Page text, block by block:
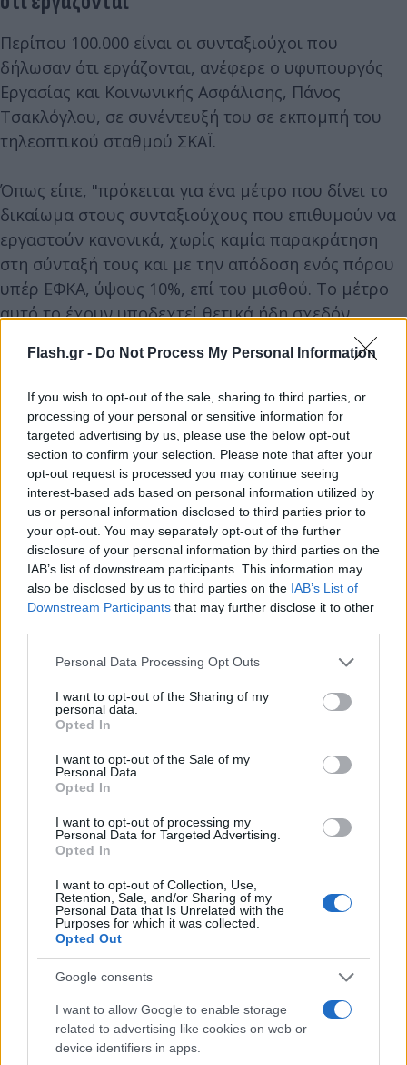
Flash.gr - Do Not Process My Personal Information
If you wish to opt-out of the sale, sharing to third parties, or
processing of your personal or sensitive information for
targeted advertising by us, please use the below opt-out
section to confirm your selection. Please note that after your
opt-out request is processed you may continue seeing
interest-based ads based on personal information utilized by
us or personal information disclosed to third parties prior to
your opt-out. You may separately opt-out of the further
disclosure of your personal information by third parties on the
IAB’s list of downstream participants. This information may
also be disclosed by us to third parties on the IAB’s List of
Downstream Participants that may further disclose it to other
Please note that this website/app uses one or more Google
not limited to your visit or usage behaviour. You may click to
grant or deny consent to Google and its third-party tags to
use your data for below specified purposes in below Google
consent section.
Personal Data Processing Opt Outs
I want to opt-out of the Sharing of my
personal data.
Opted In
I want to opt-out of the Sale of my
Personal Data.
Opted In
I want to opt-out of processing my
Personal Data for Targeted Advertising.
Opted In
I want to opt-out of Collection, Use,
Retention, Sale, and/or Sharing of my
Personal Data that Is Unrelated with the
Purposes for which it was collected.
Opted Out
Google consents
I want to allow Google to enable storage
related to advertising like cookies on web or
device identifiers in apps.
Περίπου 100.000 είναι οι συνταξιούχοι που
δήλωσαν ότι εργάζονται, ανέφερε ο υφυπουργός
Εργασίας και Κοινωνικής Ασφάλισης, Πάνος
Τσακλόγλου, σε συνέντευξή του σε εκπομπή του
τηλεοπτικού σταθμού ΣΚΑΪ.
Όπως είπε, "πρόκειται για ένα μέτρο που δίνει το
δικαίωμα στους συνταξιούχους που επιθυμούν να
εργαστούν κανονικά, χωρίς καμία παρακράτηση
στη σύνταξή τους και με την απόδοση ενός πόρου
υπέρ ΕΦΚΑ, ύψους 10%, επί του μισθού. Το μέτρο
αυτό το έχουν υποδεχτεί θετικά ήδη σχεδόν
απολαμβάνοντας υψηλότερο εισόδημα τώρα, αλλά
οριστικά στη σύνταξη, αυτή επανυπολογίζεται και
είναι προσαυξημένη".
Αναφορικά με τη χορήγηση σύνταξης σε
ασφαλισμένους που έχουν οφειλές προς τον ΕΦΚΑ,
ο υφυπουργός Εργασίας ξεκαθάρισε ότι πρόκειται
"για ένα μέτρο που δεν αφορά τους μισθωτούς, οι
οποίοι λαμβάνουν κανονικά τη σύνταξή τους,
ανεξάρτητα από την καταβολή των εισφορών από
τους εργοδότες τους. Σύμφωνα με τη νέα
νομοθεσία, αυξάνεται από τις 20.000 ευρώ στις
να μπορεί να δικαιούται να λάβει σύνταξη (από
6.000 ευρώ σε 10.000 ευρώ για τους ασφαλισμένους
του πρώην ΟΓΑ). Οι προϋποθέσεις για την ένταξη
στην ευνοϊκή ρύθμιση είναι να μην υπάρχουν
να έχουν πληρωθεί εισφορές για τουλάχιστον 20
χρόνια. Το 60% της σύνταξής τους θα
παρακρατείται από τον ΕΦΚΑ, μέχρι η οφειλή να
φτάσει στα παλαιά όρια και, εν συνεχεία, θα
μπαίνουν, όπως και οι υπόλοιποι οφειλέτες, στις 60
Σε ερώτηση σχετικά με τις συντάξεις χηρείας, ο κ.
Τσακλόγλου απάντησε τα εξής: "Η συζήτηση αφορά
στις συντάξεις χηρείας του ιδιωτικού τομέα. Με